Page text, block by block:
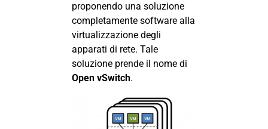
proponendo una soluzione
completamente software alla
virtualizzazione degli
apparati di rete. Tale
soluzione prende il nome di
Open vSwitch.